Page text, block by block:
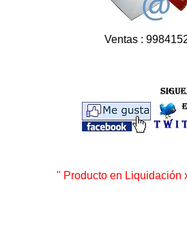
Ventas :
" Producto en Liquidación